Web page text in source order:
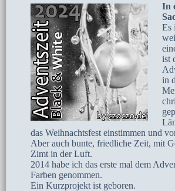
In
Es
ist
in
das Weihnachtsfest einstimmen und
Aber auch bunte, friedliche Zeit, mit
Zimt in der Luft.
2014 habe ich das erste mal dem
Farben genommen.
Ein Kurzprojekt ist geboren.